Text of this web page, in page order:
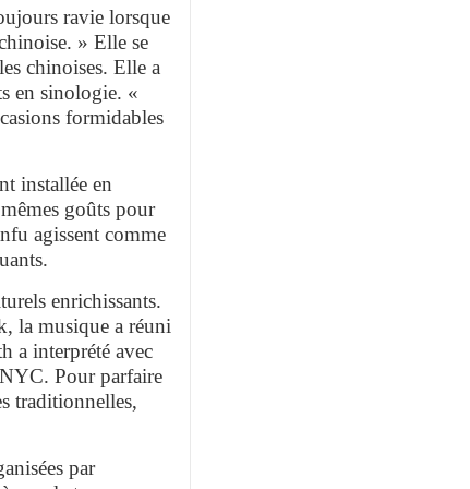
ravie lorsque
» Elle se
chinoises. Elle a
en sinologie. «
formidables
installée en
goûts pour
agissent comme
enrichissants.
la musique a réuni
a interprété avec
Pour parfaire
traditionnelles,
par